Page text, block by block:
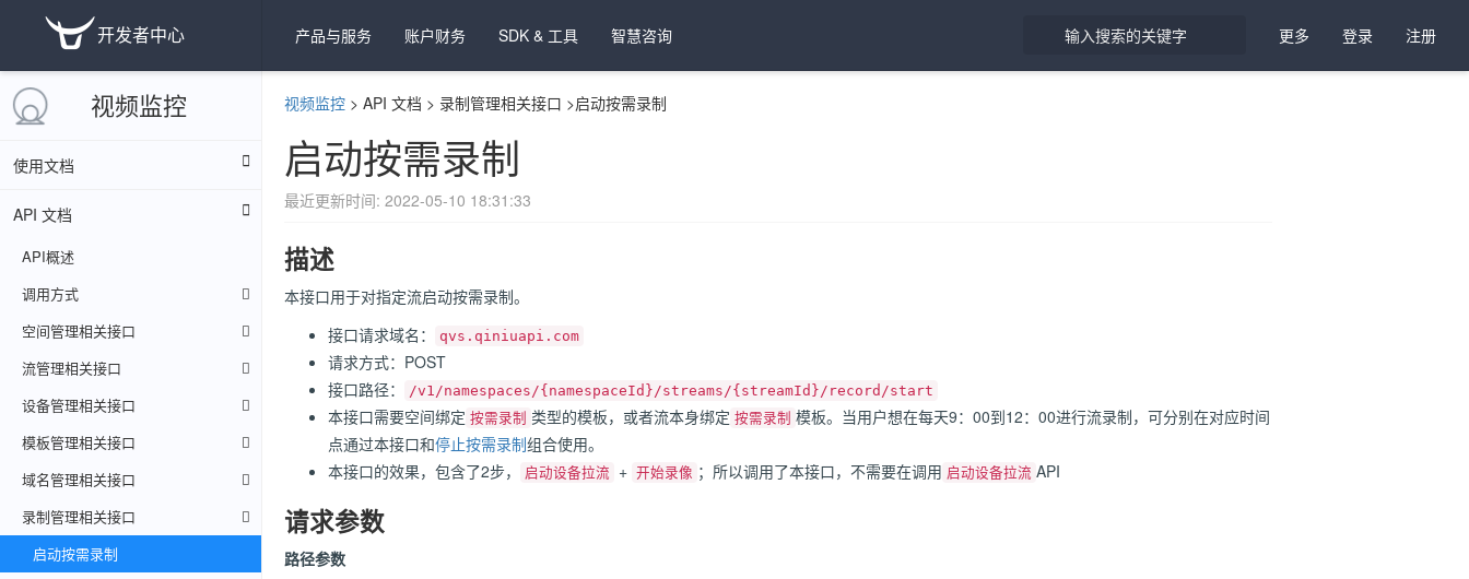
开发者中心 产品与服务 账户财务 SDK & 工具 智慧咨询 更多 登录 注册
视频监控
使用文档
API 文档
API概述
调用方式
空间管理相关接口
流管理相关接口
设备管理相关接口
模板管理相关接口
域名管理相关接口
录制管理相关接口
启动按需录制
视频监控 > API 文档 > 录制管理相关接口 >启动按需录制
启动按需录制
最近更新时间: 2022-05-10 18:31:33
描述
本接口用于对指定流启动按需录制。
接口请求域名：
qvs.qiniuapi.com
请求方式：POST
接口路径：
/v1/namespaces/{namespaceId}/streams/{streamId}/record/start
本接口需要空间绑定 按需录制 类型的模板，或者流本身绑定 按需录制 模板。当用户想在每天9：00到12：00进行流录制，可分别在对应时间
点通过本接口和停止按需录制组合使用。
本接口的效果，包含了2步，
启动设备拉流 + 开始录像 ；所以调用了本接口，不需要在调用 启动设备拉流 API
请求参数
路径参数